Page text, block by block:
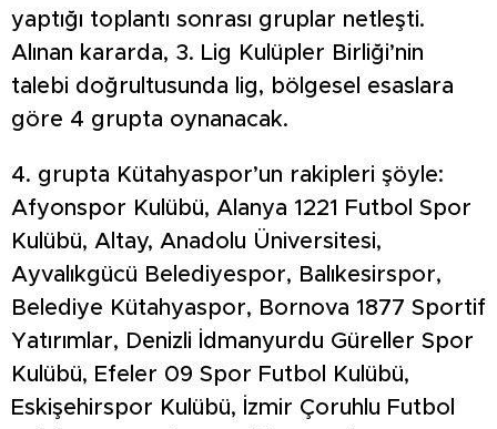
yaptığı toplantı sonrası gruplar netleşti.
Alınan kararda, 3. Lig Kulüpler Birliği’nin
talebi doğrultusunda lig, bölgesel esaslara
göre 4 grupta oynanacak.
4. grupta Kütahyaspor’un rakipleri şöyle:
Afyonspor Kulübü, Alanya 1221 Futbol Spor
Kulübü, Altay, Anadolu Üniversitesi,
Ayvalıkgücü Belediyespor, Balıkesirspor,
Belediye Kütahyaspor, Bornova 1877 Sportif
Yatırımlar, Denizli İdmanyurdu Güreller Spor
Kulübü, Efeler 09 Spor Futbol Kulübü,
Eskişehirspor Kulübü, İzmir Çoruhlu Futbol